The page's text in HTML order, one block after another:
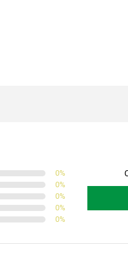
0%
0%
0%
0%
0%